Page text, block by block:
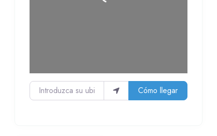
Introduzca su ubicación Cómo llegar